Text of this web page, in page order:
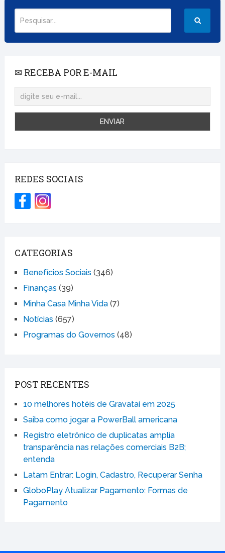
✉ RECEBA POR E-MAIL
REDES SOCIAIS
CATEGORIAS
Benefícios Sociais (346)
Finanças (39)
Minha Casa Minha Vida(7)
Notícias (657)
Programas do Governos (48)
POST RECENTES
10 melhores hotéis de Gravataí em 2025
Saiba como jogar a PowerBall americana
Registro eletrônico de duplicatas amplia
transparência nas relações comerciais B2B;
entenda
Latam Entrar: Login, Cadastro, Recuperar Senha
GloboPlay Atualizar Pagamento: Formas de
Pagamento